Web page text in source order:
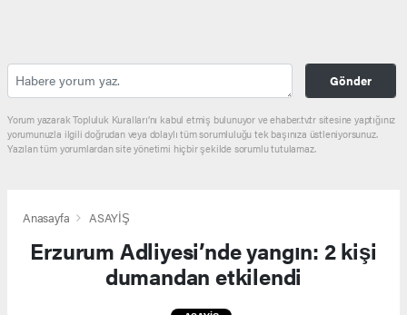
Gönder
Yorum yazarak Topluluk Kuralları’nı kabul etmiş bulunuyor ve ehaber.tv.tr sitesine yaptığınız
yorumunuzla ilgili doğrudan veya dolaylı tüm sorumluluğu tek başınıza üstleniyorsunuz.
Yazılan tüm yorumlardan site yönetimi hiçbir şekilde sorumlu tutulamaz.
Anasayfa ASAYİŞ
Erzurum Adliyesi’nde yangın: 2 kişi
dumandan etkilendi